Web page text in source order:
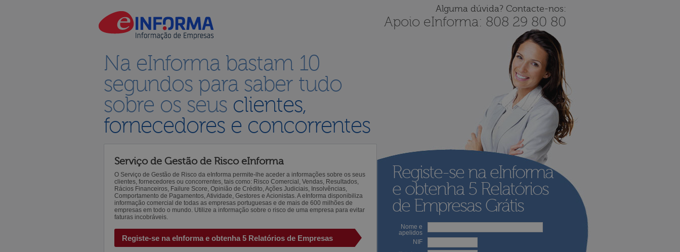
Alguma dúvida? Contacte-nos:
Apoio eInforma: 808 29 80 80
Registe-se na eInforma
e obtenha5 Relatórios
de Empresas Grátis
Nome e
apelidos
NIF
Na eInforma bastam 10
segundos para saber tudo
sobre os seus clientes,
fornecedores e concorrentes
Serviço de Gestão de Risco eInforma
O Serviço de Gestão de Risco da eInforma permite-lhe aceder a informações sobre os seus
clientes, fornecedores ou concorrentes, tais como: Risco Comercial, Vendas, Resultados,
Rácios Financeiros, Failure Score, Opinião de Crédito, Ações Judiciais, Insolvências,
Comportamento de Pagamentos, Atividade, Gestores e Acionistas. A eInforma disponibiliza
informação comercial de todas as empresas portuguesas e de mais de 600 milhões de
empresas em todo o mundo. Utilize a informação sobre o risco de uma empresa para evitar
faturas incobráveis.
Registe-se na eInforma e obtenha 5 Relatórios de Empresas